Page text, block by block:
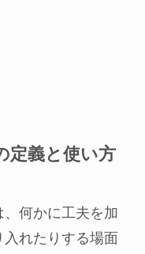
定義と使い方
、何かに工夫を加
入れたりする場面